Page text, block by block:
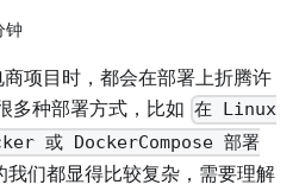
钟
项目时，都会在部署上折腾许
多种部署方式，比如 在 Linux
或 DockerCompose 部署
我们都显得比较复杂，需要理解